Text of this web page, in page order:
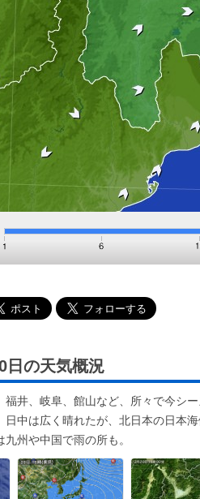
日の天気概況
福井、岐阜、館山など、所々で今シ
日中は広く晴れたが、北日本の日本
州や中国で雨の所も。